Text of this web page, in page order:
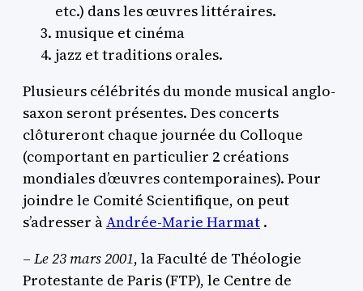
etc.) dans les œuvres littéraires.
musique et cinéma
jazz et traditions orales.
Plusieurs célébrités du monde musical anglo-
saxon seront présentes. Des concerts
clôtureront chaque journée du Colloque
(comportant en particulier 2 créations
mondiales d’œuvres contemporaines). Pour
joindre le Comité Scientifique, on peut
s’adresser àAndrée-Marie Harmat .
– Le 23 mars 2001, la Faculté de Théologie
Protestante de Paris (FTP), le Centre de